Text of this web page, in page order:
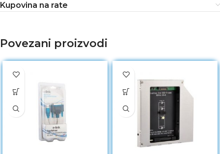
Kupovina na rate
Povezani proizvodi